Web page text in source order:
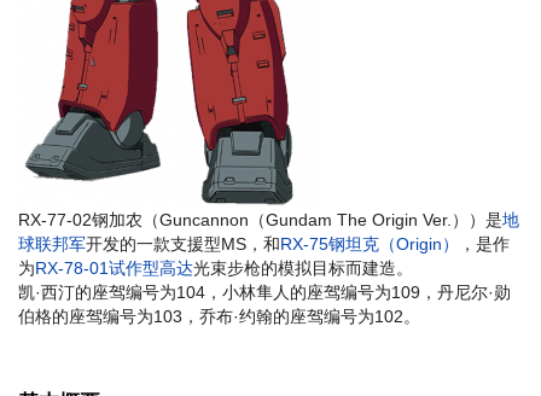
RX-77-02钢加农（Guncannon（Gundam The Origin Ver.））是地
球联邦军开发的一款支援型MS，和RX-75钢坦克（Origin）
，是作
为RX-78-01试作型高达光束步枪的模拟目标而建造。
凯·西汀的座驾编号为104，小林隼人的座驾编号为109，丹尼尔·勋
伯格的座驾编号为103，乔布·约翰的座驾编号为102。